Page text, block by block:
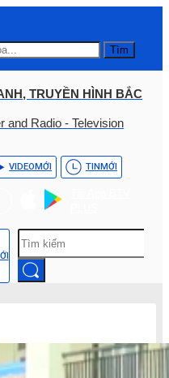
Tìm
TRUYỀN HÌNH BẮC
and Radio - Television
VIDEOMỚI TINMỚI